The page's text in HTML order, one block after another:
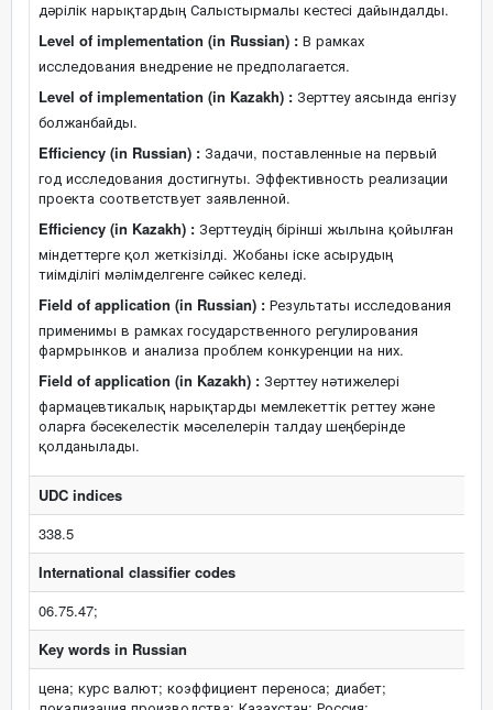
дәрілік нарықтардың Салыстырмалы кестесі дайындалды.
Level of implementation (in Russian) : В рамках
исследования внедрение не предполагается.
Level of implementation (in Kazakh) : Зерттеу аясында енгізу
болжанбайды.
Efficiency (in Russian) : Задачи, поставленные на первый
год исследования достигнуты. Эффективность реализации
проекта соответствует заявленной.
Efficiency (in Kazakh) : Зерттеудің бірінші жылына қойылған
міндеттерге қол жеткізілді. Жобаны іске асырудың
тиімділігі мәлімделгенге сәйкес келеді.
Field of application (in Russian) : Результаты исследования
применимы в рамках государственного регулирования
фармрынков и анализа проблем конкуренции на них.
Field of application (in Kazakh) : Зерттеу нәтижелері
фармацевтикалық нарықтарды мемлекеттік реттеу және
оларға бәсекелестік мәселелерін талдау шеңберінде
қолданылады.
UDC indices
338.5
International classifier codes
06.75.47;
Key words in Russian
цена; курс валют; коэффициент переноса; диабет;